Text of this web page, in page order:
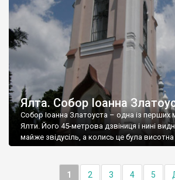
Ялта. Собор Іоанна
Собор Іоанна Златоуста – одна із перших
Ялти. Його 45-метрова дзвіниця і нині
майже звідусіль, а колись це була
1 2 3 4 5